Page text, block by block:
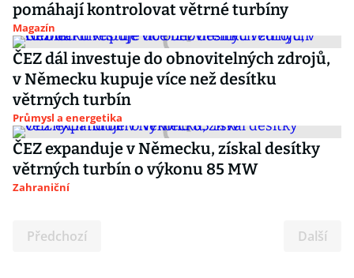
pomáhají kontrolovat větrné turbíny
Magazín
ČEZ dál investuje do obnovitelných zdrojů,
v Německu kupuje více než desítku
větrných turbín
Průmysl a energetika
ČEZ expanduje v Německu, získal desítky
větrných turbín o výkonu 85 MW
Zahraniční
Předchozí Další